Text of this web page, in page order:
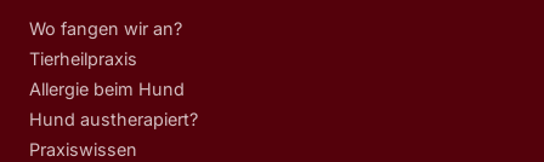
Wo fangen wir an?
Tierheilpraxis
Allergie beim Hund
Hund austherapiert?
Praxiswissen